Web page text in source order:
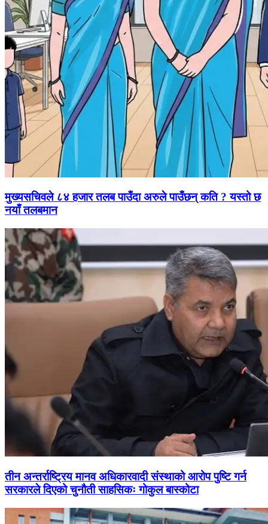
मुख्यसचिवले ८४ हजार तलब पाउँदा अरुले पाउँछन् कति ? यस्तो छ
नयाँ तलबमान
तीन अन्तर्राष्ट्रिय मानव अधिकारवादी संस्थाको आरोप पुष्टि गर्न
सरकारले दिएको चुनौती साहसिकः गोकुल बास्कोटा